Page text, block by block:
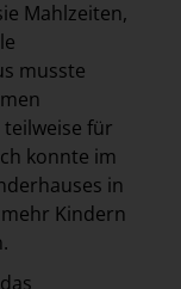
Mahlzeiten,
musste
für
konnte im
in
Kindern